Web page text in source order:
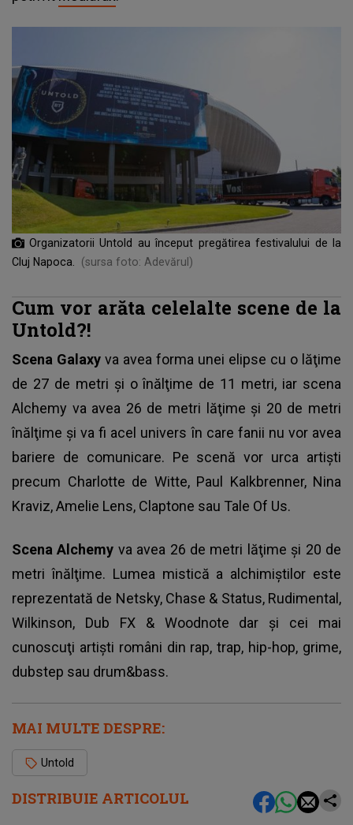
DISTRIBUIE ARTICOLUL
Organizatorii Untold au început pregătirea festivalului de la
Cluj Napoca.
(sursa foto: Adevărul)
Cum vor arăta celelalte scene de la
Untold?!
Scena Galaxy va avea forma unei elipse cu o lăţime
de 27 de metri şi o înălţime de 11 metri, iar scena
Alchemy va avea 26 de metri lăţime şi 20 de metri
înălţime şi va fi acel univers în care fanii nu vor avea
bariere de comunicare. Pe scenă vor urca artiști
precum Charlotte de Witte, Paul Kalkbrenner, Nina
Kraviz, Amelie Lens, Claptone sau Tale Of Us.
Scena Alchemy va avea 26 de metri lăţime şi 20 de
metri înălţime. Lumea mistică a alchimiştilor este
reprezentată de Netsky, Chase & Status, Rudimental,
Wilkinson, Dub FX & Woodnote dar şi cei mai
cunoscuţi artişti români din rap, trap, hip-hop, grime,
dubstep sau drum&bass.
MAI MULTE DESPRE:
Untold